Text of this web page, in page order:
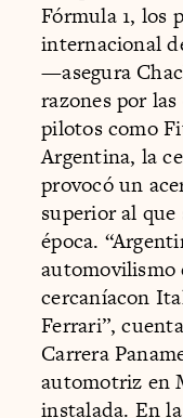
Fórmula 1, los
internacional
—asegura
razones por
pilotos como
Argentina, la
provocó un
superior al
época.
automovilismo
cercaníacon
Ferrari”,
Carrera
automotriz en
instalada. En